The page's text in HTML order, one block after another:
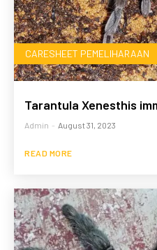
CARESHEET PEMELIHARAAN
Tarantula Xenesthis
Admin - August 31, 2023
READ MORE